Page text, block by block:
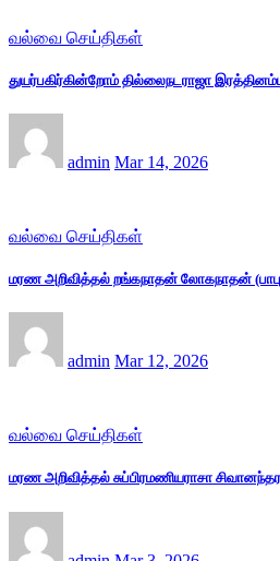
வல்வை செய்திகள்
துயர்பகிர்கின்றோம் தில்லைநடராஜா
admin Mar 14, 2026
வல்வை செய்திகள்
மரண அறிவித்தல் றங்கநாதன் லோகநாதன்
admin Mar 12, 2026
வல்வை செய்திகள்
மரண அறிவித்தல் சுப்பிரமணியராசா